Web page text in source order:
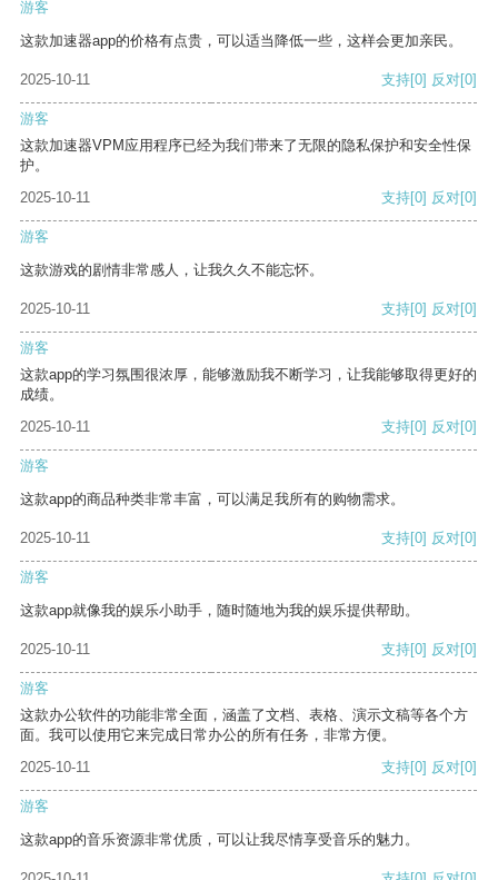
游客
这款加速器app的价格有点贵，可以适当降低一些，这样会更加亲民。
2025-10-11 支持[0] 反对[0]
游客
这款加速器VPM应用程序已经为我们带来了无限的隐私保护和安全性保
护。
2025-10-11
支持[0] 反对[0]
游客
这款游戏的剧情非常感人，让我久久不能忘怀。
2025-10-11 支持[0] 反对[0]
游客
这款app的学习氛围很浓厚，能够激励我不断学习，让我能够取得更好的
成绩。
2025-10-11
支持[0] 反对[0]
游客
这款app的商品种类非常丰富，可以满足我所有的购物需求。
2025-10-11 支持[0] 反对[0]
游客
这款app就像我的娱乐小助手，随时随地为我的娱乐提供帮助。
2025-10-11 支持[0] 反对[0]
游客
这款办公软件的功能非常全面，涵盖了文档、表格、演示文稿等各个方
面。我可以使用它来完成日常办公的所有任务，非常方便。
2025-10-11
支持[0] 反对[0]
游客
这款app的音乐资源非常优质，可以让我尽情享受音乐的魅力。